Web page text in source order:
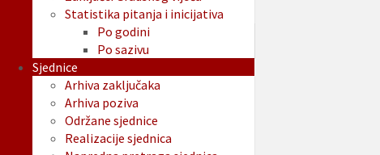
Statistika pitanja i inicijativa
Po godini
Po sazivu
Sjednice
Arhiva zaključaka
Arhiva poziva
Održane sjednice
Realizacije sjednica